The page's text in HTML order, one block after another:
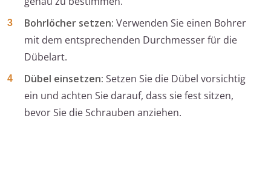
Bohrlöcher setzen: Verwenden Sie einen Bohrer
mit dem entsprechenden Durchmesser für die
Dübelart.
Dübel einsetzen: Setzen Sie die Dübel vorsichtig
ein und achten Sie darauf, dass sie fest sitzen,
bevor Sie die Schrauben anziehen.